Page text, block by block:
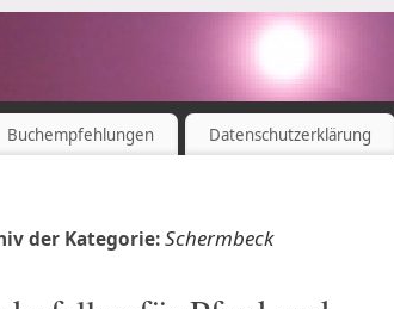
Buchempfehlungen Datenschutzerklärung
der Kategorie:Schermbeck